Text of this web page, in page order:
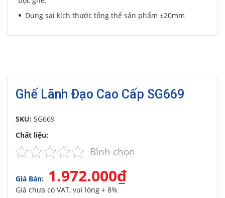
Dung sai kích thước tổng thể sản phẩm ±20mm
Ghế Lãnh Đạo Cao Cấp SG669
SKU: SG669
Chất liệu:
Bình chọn
Giá Bán: 1.972.000₫
Giá chưa có VAT, vui lòng + 8%